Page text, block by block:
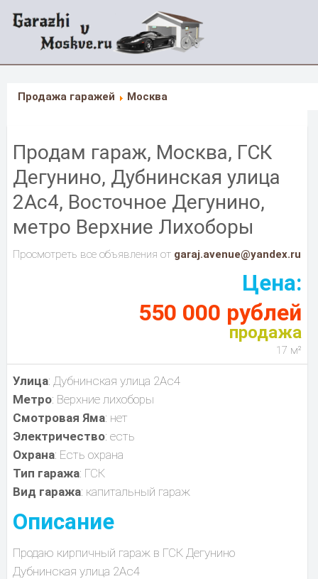
Продажа гаражей Москва
Продам гараж, Москва, ГСК
Дегунино, Дубнинская улица
2Ас4, Восточное Дегунино,
метро Верхние Лихоборы
Просмотреть все объявления от garaj.avenue@yandex.ru
Цена:
550 000 рублей
продажа
17 м²
Улица: Дубнинская улица 2Ас4
Метро: Верхние лихоборы
Смотровая Яма: нет
Электричество: есть
Охрана: Есть охрана
Тип гаража: ГСК
Вид гаража: капитальный гараж
Описание
Продаю кирпичный гараж в ГСК Дегунино
Дубнинская улица 2Ас4